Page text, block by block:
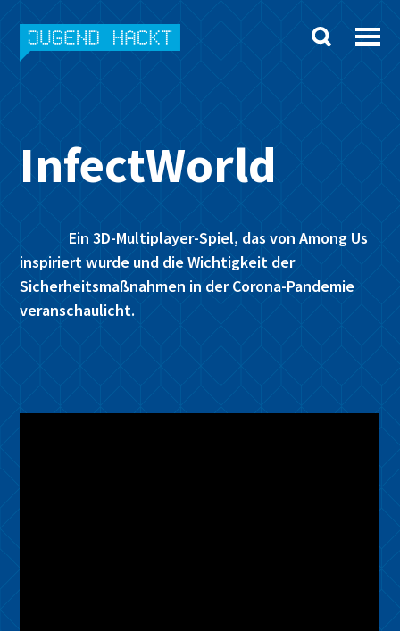
Skip
to
InfectWorld
Ein 3D-Multiplayer-Spiel, das von Among Us
inspiriert wurde und die Wichtigkeit der
Sicherheitsmaßnahmen in der Corona-Pandemie
veranschaulicht.